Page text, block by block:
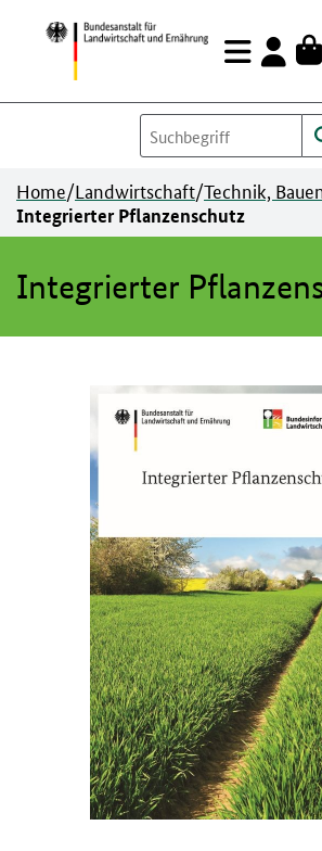
Zum
Inhalt
springen
Home/Landwirtschaft/Technik,
Integrierter Pflanzenschutz
Integrierter